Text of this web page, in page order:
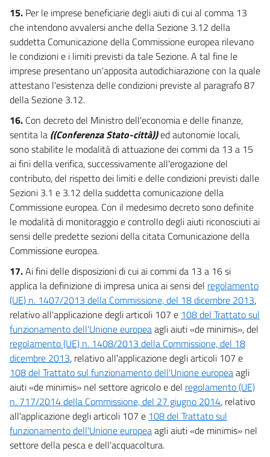
15. Per le imprese beneficiarie degli aiuti di cui al comma 13
che intendono avvalersi anche della Sezione 3.12 della
suddetta Comunicazione della Commissione europea rilevano
le condizioni e i limiti previsti da tale Sezione. A tal fine le
imprese presentano un'apposita autodichiarazione con la quale
attestano l'esistenza delle condizioni previste al paragrafo 87
della Sezione 3.12.
16. Con decreto del Ministro dell'economia e delle finanze,
sentita la ((Conferenza Stato-città))ed autonomie locali,
sono stabilite le modalità di attuazione dei commi da 13 a 15
ai fini della verifica, successivamente all'erogazione del
contributo, del rispetto dei limiti e delle condizioni previsti dalle
Sezioni 3.1 e 3.12 della suddetta comunicazione della
Commissione europea. Con il medesimo decreto sono definite
le modalità di monitoraggio e controllo degli aiuti riconosciuti ai
sensi delle predette sezioni della citata Comunicazione della
Commissione europea.
17.Ai fini delle disposizioni di cui ai commi da 13 a 16 si
applica la definizione di impresa unica ai sensi del regolamento
(UE) n. 1407/2013 della Commissione, del 18 dicembre 2013,
relativo all'applicazione degli articoli 107 e 108 del Trattato sul
funzionamento dell'Unione europeaagli aiuti «de minimis», del
regolamento (UE) n. 1408/2013 della Commissione, del 18
dicembre 2013, relativo all'applicazione degli articoli 107 e
108 del Trattato sul funzionamento dell'Unione europeaagli
aiuti «de minimis» nel settore agricolo e del regolamento (UE)
n. 717/2014 della Commissione, del 27 giugno 2014, relativo
all'applicazione degli articoli 107 e 108 del Trattato sul
funzionamento dell'Unione europeaagli aiuti «de minimis» nel
settore della pesca e dell'acquacoltura.